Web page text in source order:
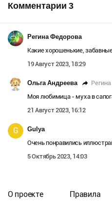
Комментарии 3
Регина Федорова
Какие хорошенькие,
19 Август 2023, 18:29
Ольга Андреева
Моя любимица - муха в
21 Август 2023, 16:12
G Gulya
Очень понравились
5 Октябрь 2023, 14:03
О проекте Правила